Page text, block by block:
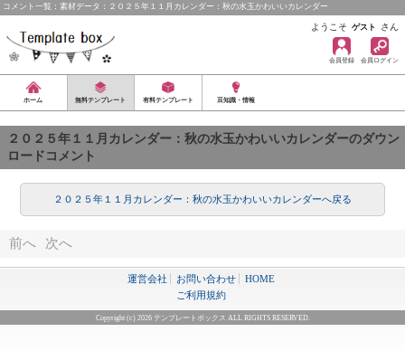
コメント一覧：素材データ：２０２５年１１月カレンダー：秋の水玉かわいいカレンダー
ようこそ ゲスト さん
会員登録 会員ログイン
ホーム 無料テンプレート 有料テンプレート 豆知識・情報
２０２５年１１月カレンダー：秋の水玉かわいいカレンダーのダウン
ロードコメント
２０２５年１１月カレンダー：秋の水玉かわいいカレンダーへ戻る
前へ 次へ
運営会社 お問い合わせ
HOME
ご利用規約
Copyright (c) 2026 テンプレートボックス ALL RIGHTS RESERVED.